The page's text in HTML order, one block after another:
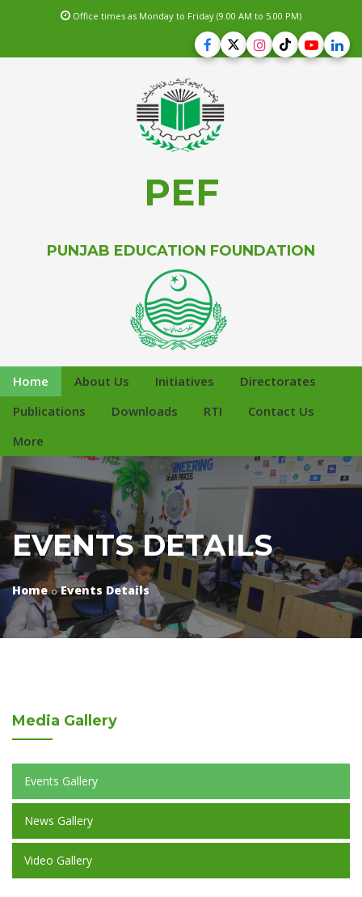
Office times as Monday to Friday (9.00 AM to 5.00 PM)
PEF
PUNJAB EDUCATION FOUNDATION
Home About Us Initiatives
Directorates
Publications
Downloads RTI
Contact Us
More
EVENTS DETAILS
Home Events Details
Media Gallery
Events Gallery
News Gallery
Video Gallery